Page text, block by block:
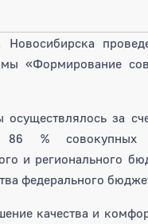
Новосибирска
«Формирование
за
% совокупных
и регионального
федерального
качества и